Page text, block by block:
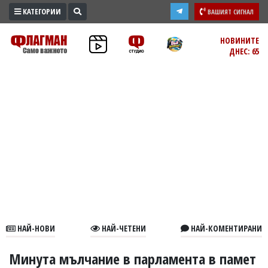
ПРОМО
ЗОНА
В
КАТЕГОРИИ ВАШИЯТ СИГНАЛ
НОВИНИТЕ
ДНЕС: 65
НАЙ-НОВИ НАЙ-ЧЕТЕНИ НАЙ-КОМЕНТИРАНИ
Минута мълчание в парламента в памет